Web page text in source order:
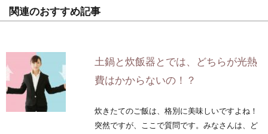
関連のおすすめ記事
土鍋と炊飯器とでは、どちらが光熱
費はかからないの！？
炊きたてのご飯は、格別に美味しいですよね！
突然ですが、ここで質問です。みなさんは、ど